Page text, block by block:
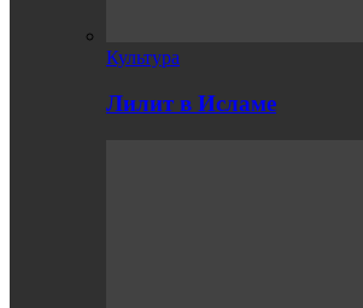
Культура
Лилит в Исламе